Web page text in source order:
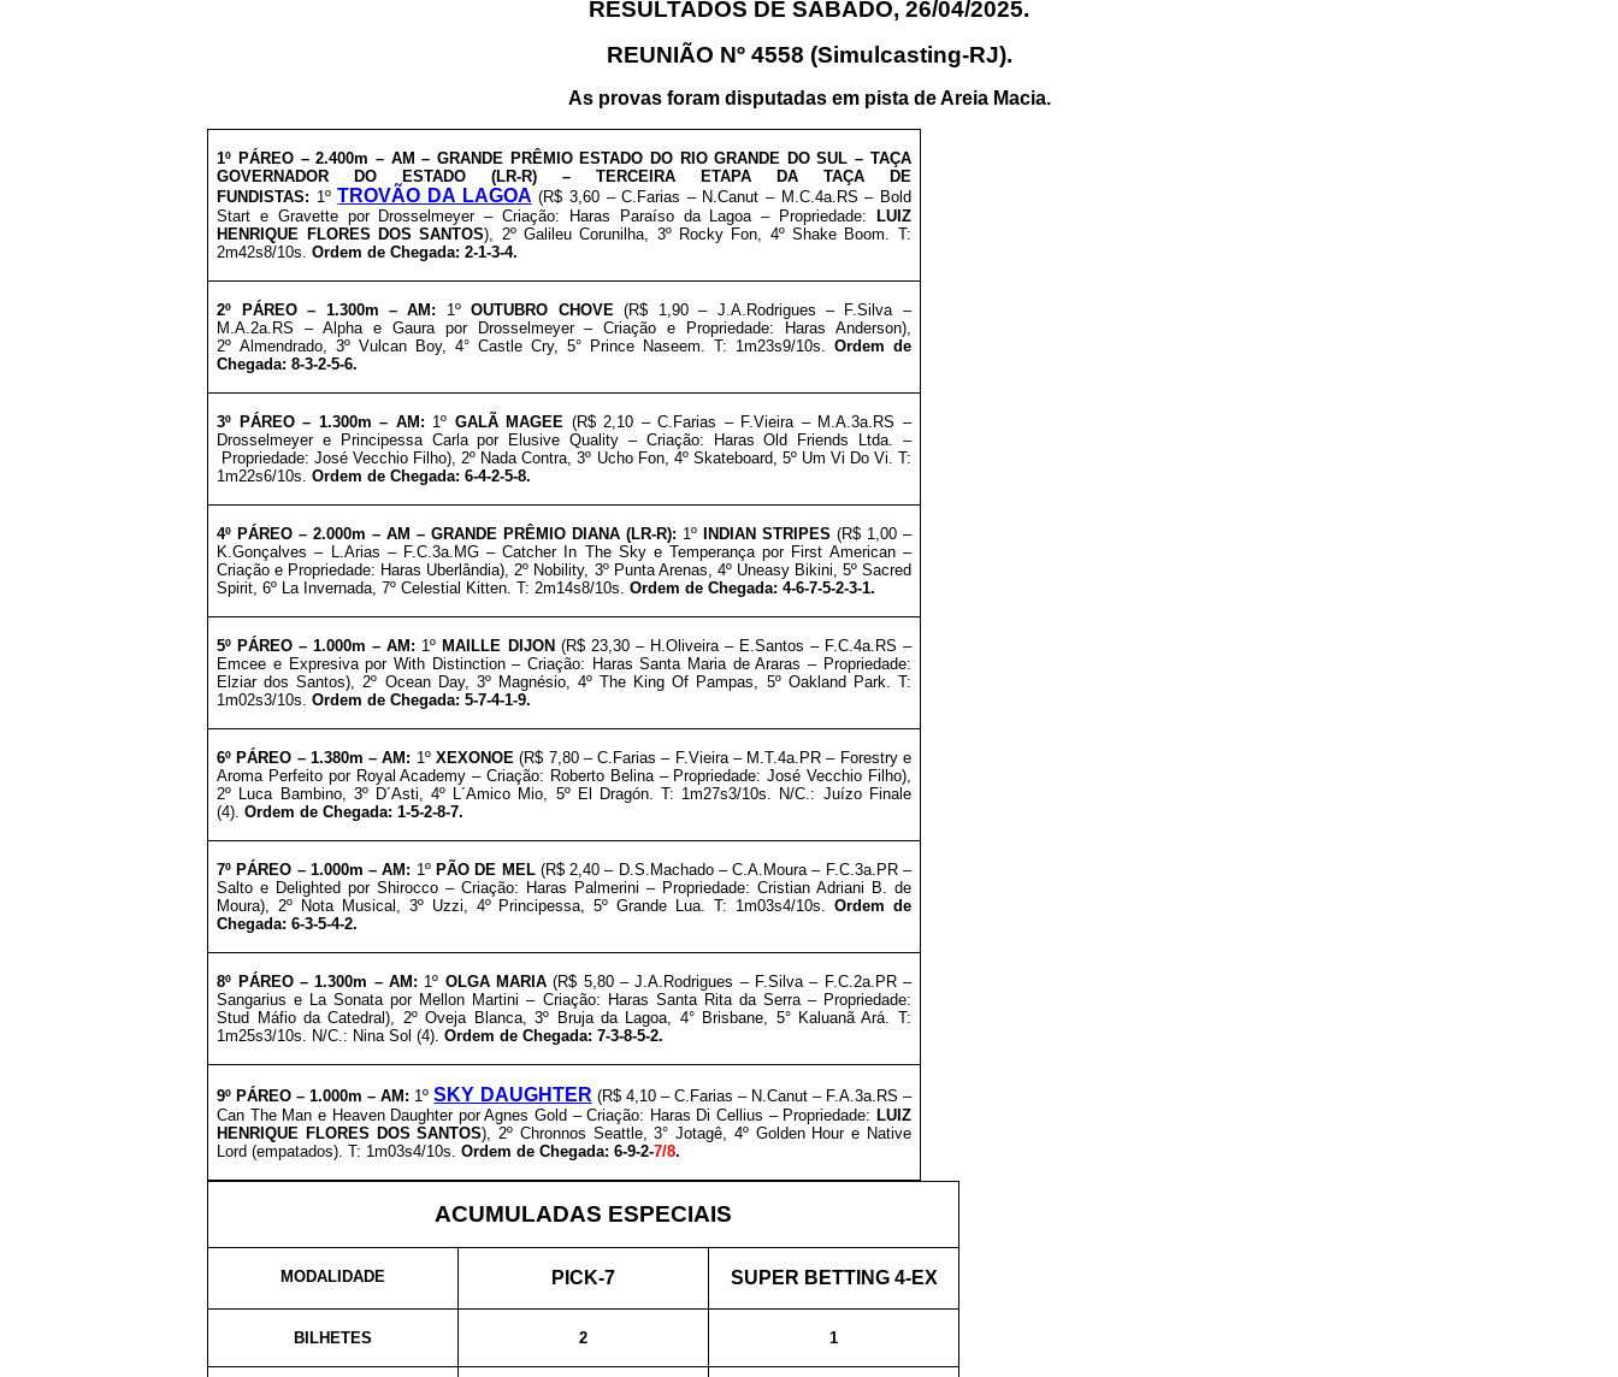
RESULTADOS DE SÁBADO, 26/04/2025.
REUNIÃO Nº 4558 (Simulcasting-RJ).
As provas foram disputadas em pista de Areia Macia.
1º PÁREO –2.400m – AM – GRANDE PRÊMIO ESTADO DO RIO GRANDE DO SUL – TAÇA
GOVERNADOR DO ESTADO (LR-R) – TERCEIRA ETAPA DA TAÇA DE
FUNDISTAS: 1º TROVÃO DA LAGOA (R$ 3,60 – C.Farias – N.Canut – M.C.4a.RS – Bold
Start e Gravette por Drosselmeyer – Criação: Haras Paraíso da Lagoa– Propriedade: LUIZ
HENRIQUE FLORES DOS SANTOS), 2º Galileu Corunilha , 3º Rocky Fon, 4º Shake Boom . T:
2m42s8/10s.Ordem de Chegada: 2-1-3-4.
2º PÁREO – 1.300m – AM: 1ºOUTUBRO CHOVE(R$ 1,90 – J.A.Rodrigues – F.Silva –
M.A.2a.RS – Alpha e Gaura por Drosselmeyer – Criação e Propriedade: Haras Anderson),
2ºAlmendrado , 3º Vulcan Boy, 4° Castle Cry, 5° Prince Naseem. T: 1m23s9/10s. Ordem de
Chegada: 8-3-2-5-6.
3º PÁREO – 1.300m – AM: 1º GALÃ MAGEE (R$ 2,10 – C.Farias – F.Vieira – M.A.3a.RS –
Drosselmeyer e Principessa Carla por Elusive Quality – Criação: Haras Old Friends Ltda. –
Propriedade: José Vecchio Filho), 2º Nada Contra, 3º Ucho Fon, 4º Skateboard, 5º Um Vi Do Vi. T:
1m22s6/10s.Ordem de Chegada: 6-4-2-5-8.
4º PÁREO –2.000m – AM – GRANDE PRÊMIO DIANA (LR-R): 1ºINDIAN STRIPES (R$ 1,00 –
K.Gonçalves – L.Arias – F.C.3a.MG – Catcher In The Sky e Temperança por First American –
Criação e Propriedade: Haras Uberlândia), 2º Nobility, 3º Punta Arenas, 4º Uneasy Bikini , 5º Sacred
Spirit , 6º La Invernada , 7ºCelestial Kitten . T: 2m14s8/10s.Ordem de Chegada: 4-6-7-5-2-3-1.
5º PÁREO –1.000m – AM: 1º MAILLE DIJON (R$ 23,30 – H.Oliveira – E.Santos – F.C.4a.RS –
Emcee e Expresiva por With Distinction – Criação: Haras Santa Maria de Araras– Propriedade:
Elziar dos Santos), 2º Ocean Day, 3º Magnésio, 4º The King Of Pampas, 5º Oakland Park. T:
1m02s3/10s.Ordem de Chegada: 5-7-4-1-9.
6º PÁREO – 1.380m – AM: 1ºXEXONOE(R$ 7,80 – C.Farias – F.Vieira – M.T.4a.PR – Forestry e
Aroma Perfeito por Royal Academy – Criação: Roberto Belina – Propriedade: José Vecchio Filho),
2º Luca Bambino, 3º D´Asti, 4º L´Amico Mio, 5º El Dragón. T: 1m27s3/10s. N/C.: Juízo Finale
(4).Ordem de Chegada: 1-5-2-8-7.
7º PÁREO – 1.000m – AM: 1ºPÃO DE MEL (R$ 2,40 – D.S.Machado – C.A.Moura – F.C.3a.PR –
Salto e Delighted por Shirocco – Criação: Haras Palmerini – Propriedade: Cristian Adriani B. de
Moura), 2º Nota Musical, 3º Uzzi, 4º Principessa, 5º Grande Lua. T: 1m03s4/10s. Ordem de
Chegada: 6-3-5-4-2.
8º PÁREO –1.300m – AM: 1º OLGA MARIA(R$ 5,80 – J.A.Rodrigues – F.Silva – F.C.2a.PR –
Sangarius e La Sonata por Mellon Martini – Criação: Haras Santa Rita da Serra– Propriedade:
Stud Máfio da Catedral), 2ºOveja Blanca, 3º Bruja da Lagoa, 4° Brisbane, 5° Kaluanã Ará. T:
1m25s3/10s. N/C.: Nina Sol (4).Ordem de Chegada: 7-3-8-5-2.
9º PÁREO –1.000m – AM: 1º SKY DAUGHTER (R$ 4,10 – C.Farias – N.Canut – F.A.3a.RS –
Can The Man e Heaven Daughter por Agnes Gold – Criação: Haras Di Cellius – Propriedade: LUIZ
HENRIQUE FLORES DOS SANTOS), 2º Chronnos Seattle, 3° Jotagê, 4º Golden Hour e Native
Lord (empatados). T: 1m03s4/10s.Ordem de Chegada: 6-9-2-7/8.
ACUMULADAS ESPECIAIS
MODALIDADE PICK-7 SUPER BETTING 4-EX
BILHETES 2 1